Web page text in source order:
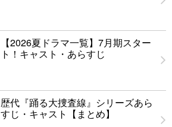
【2026夏ドラマ一覧】7月期スター
ト！キャスト・あらすじ
歴代『踊る大捜査線』シリーズあら
すじ・キャスト【まとめ】